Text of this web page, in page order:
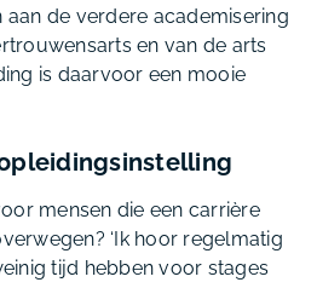
de verdere academisering
en van de arts
is daarvoor een mooie
mensen die een carrière
‘Ik hoor regelmatig
tijd hebben voor stages